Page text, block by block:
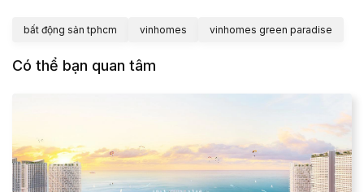
bất động sản tphcm vinhomes vinhomes green paradise
Có thể bạn quan tâm